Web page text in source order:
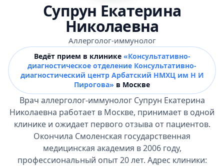
Супрун Екатерина
Николаевна
Аллерголог-иммунолог
Ведёт прием в клинике «Консультативно-
диагностическое отделение Консультативно-
диагностический центр Арбатский НМХЦ им Н И
Пирогова» в Москве
Врач аллерголог-иммунолог Супрун Екатерина
Николаевна работает в Москве, принимает в одной
клинике и ожидает первого отзыва от пациентов.
Окончила Смоленская государственная
медицинская академия в 2006 году,
профессиональный опыт 20 лет. Адрес клиники: